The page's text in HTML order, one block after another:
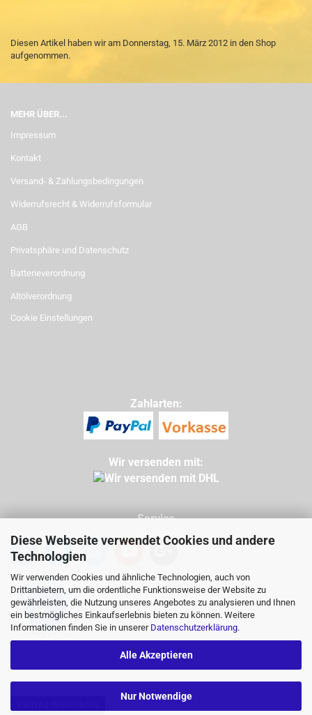
Diese Webseite verwendet Cookies und andere
Technologien
Wir verwenden Cookies und ähnliche Technologien, auch von
Drittanbietern, um die ordentliche Funktionsweise der Website zu
gewährleisten, die Nutzung unseres Angebotes zu analysieren und Ihnen
ein bestmögliches Einkaufserlebnis bieten zu können. Weitere
Informationen finden Sie in unserer Datenschutzerklärung.
Alle Akzeptieren
Nur Notwendige
Diesen Artikel haben wir am Donnerstag, 15. März 2012 in den Shop
aufgenommen.
MEHR ÜBER...
Impressum
Kontakt
Versand- & Zahlungsbedingungen
Widerrufsrecht & Widerrufsformular
AGB
Privatsphäre und Datenschutz
Batterieverordnung
Altölverordnung
Cookie Einstellungen
Zahlarten:
Wir versenden mit:
Service
Mail: info@buggycity.eu